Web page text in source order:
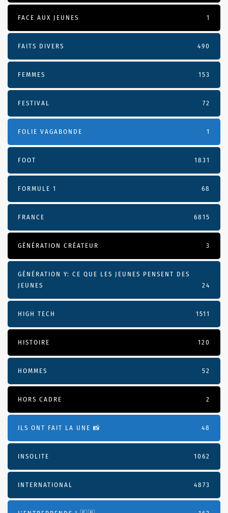
FACE AUX JEUNES 1
FAITS DIVERS 490
FEMMES 153
FESTIVAL 72
FOLIE VAGABONDE 1
FOOT 1831
FORMULE 1 68
FRANCE 6815
GÉNÉRATION CRÉATEUR 3
GÉNÉRATION Y: CE QUE LES JEUNES PENSENT DES
JEUNES
24
HIGH TECH 1511
HISTOIRE 120
HOMMES 52
HORS CADRE 2
ILS ONT FAIT LA UNE 📸 48
INSOLITE 1062
INTERNATIONAL 4873